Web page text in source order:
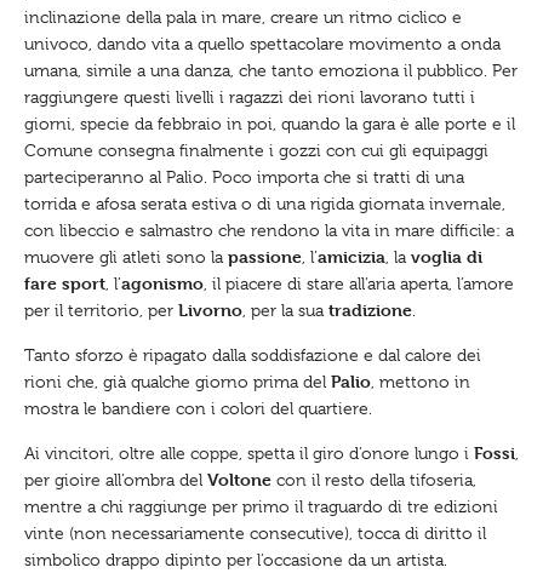
inclinazione della pala in mare, creare un ritmo ciclico e
univoco, dando vita a quello spettacolare movimento a onda
umana, simile a una danza, che tanto emoziona il pubblico. Per
raggiungere questi livelli i ragazzi dei rioni lavorano tutti i
giorni, specie da febbraio in poi, quando la gara è alle porte e il
Comune consegna finalmente i gozzi con cui gli equipaggi
parteciperanno al Palio. Poco importa che si tratti di una
torrida e afosa serata estiva o di una rigida giornata invernale,
con libeccio e salmastro che rendono la vita in mare difficile: a
muovere gli atleti sono la passione , l’amicizia , la voglia di
fare sport , l’agonismo , il piacere di stare all’aria aperta, l’amore
per il territorio, per Livorno , per la sua tradizione
Tanto sforzo è ripagato dalla soddisfazione e dal calore dei
rioni che, già qualche giorno prima del Palio , mettono in
mostra le bandiere con i colori del quartiere.
Ai vincitori, oltre alle coppe, spetta il giro d’onore lungo i Fossi
per gioire all’ombra del Voltone con il resto della tifoseria,
mentre a chi raggiunge per primo il traguardo di tre edizioni
vinte (non necessariamente consecutive), tocca di diritto il
simbolico drappo dipinto per l’occasione da un artista.